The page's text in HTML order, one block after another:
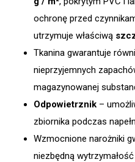
ochronę przed
utrzymuje właściwą
Tkanina gwarantuje
nieprzyjemnych
magazynowanej
Odpowietrznik –
zbiornika podczas
Wzmocnione narożniki
niezbędną